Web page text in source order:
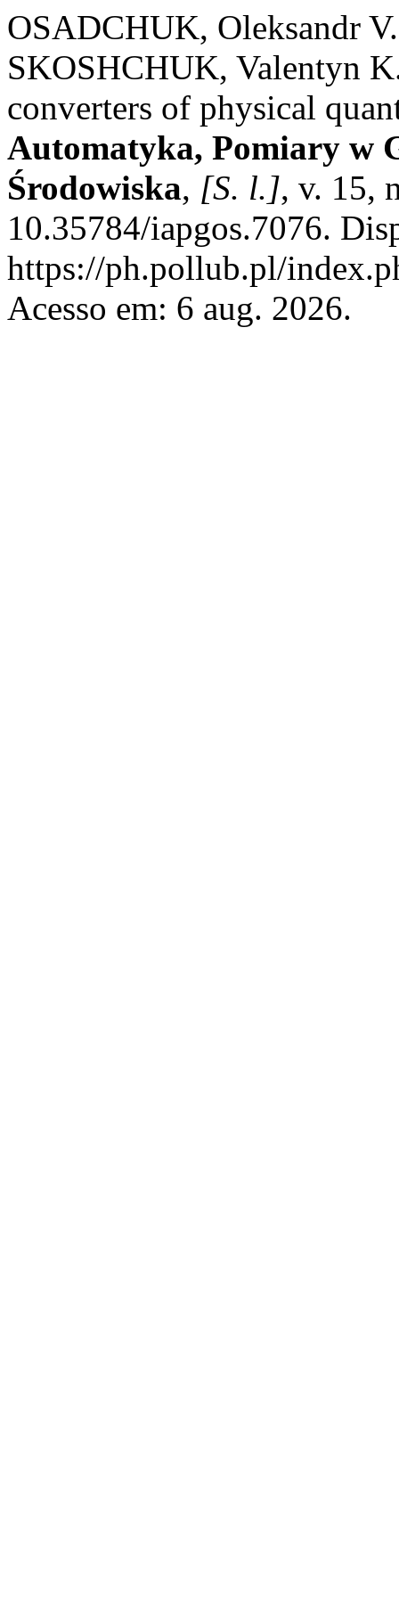
OSADCHUK, Oleksandr
SKOSHCHUK, Valentyn
converters of physical
Automatyka, Pomiary w
Środowiska, [S. l.], v. 15,
10.35784/iapgos.7076.
https://ph.pollub.pl/
Acesso em: 6 aug. 2026.